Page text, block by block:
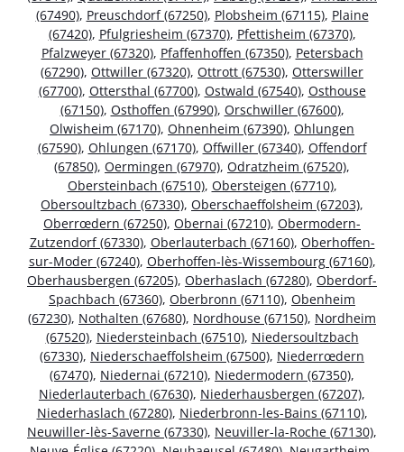
(67490), Preuschdorf (67250), Plobsheim (67115), Plaine
(67420), Pfulgriesheim (67370), Pfettisheim (67370),
Pfalzweyer (67320), Pfaffenhoffen (67350), Petersbach
(67290), Ottwiller (67320), Ottrott (67530), Otterswiller
(67700), Ottersthal (67700), Ostwald (67540), Osthouse
(67150), Osthoffen (67990), Orschwiller (67600),
Olwisheim (67170), Ohnenheim (67390), Ohlungen
(67590), Ohlungen (67170), Offwiller (67340), Offendorf
(67850), Oermingen (67970), Odratzheim (67520),
Obersteinbach (67510), Obersteigen (67710),
Obersoultzbach (67330), Oberschaeffolsheim (67203),
Oberrœdern (67250), Obernai (67210), Obermodern-
Zutzendorf (67330), Oberlauterbach (67160), Oberhoffen-
sur-Moder (67240), Oberhoffen-lès-Wissembourg (67160),
Oberhausbergen (67205), Oberhaslach (67280), Oberdorf-
Spachbach (67360), Oberbronn (67110), Obenheim
(67230), Nothalten (67680), Nordhouse (67150), Nordheim
(67520), Niedersteinbach (67510), Niedersoultzbach
(67330), Niederschaeffolsheim (67500), Niederrœdern
(67470), Niedernai (67210), Niedermodern (67350),
Niederlauterbach (67630), Niederhausbergen (67207),
Niederhaslach (67280), Niederbronn-les-Bains (67110),
Neuwiller-lès-Saverne (67330), Neuviller-la-Roche (67130),